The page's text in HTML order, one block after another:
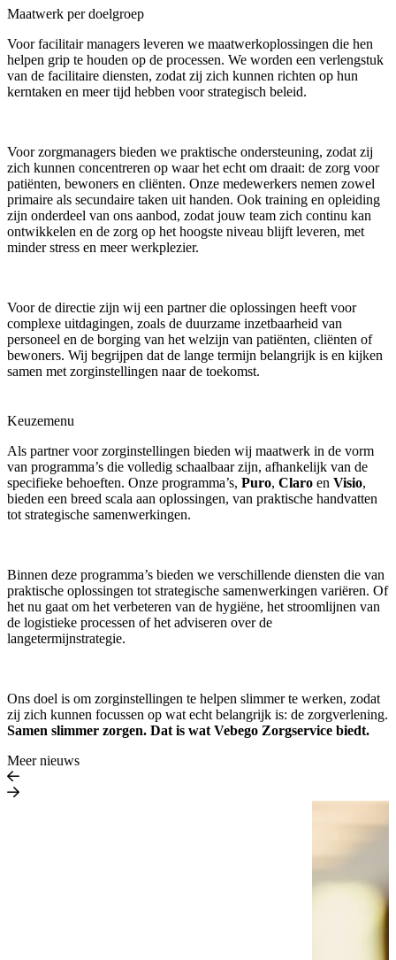
Maatwerk per doelgroep
Voor facilitair managers leveren we maatwerkoplossingen die hen
helpen grip te houden op de processen. We worden een verlengstuk
van de facilitaire diensten, zodat zij zich kunnen richten op hun
kerntaken en meer tijd hebben voor strategisch beleid.
Voor zorgmanagers bieden we praktische ondersteuning, zodat zij
zich kunnen concentreren op waar het echt om draait: de zorg voor
patiënten, bewoners en cliënten. Onze medewerkers nemen zowel
primaire als secundaire taken uit handen. Ook training en opleiding
zijn onderdeel van ons aanbod, zodat jouw team zich continu kan
ontwikkelen en de zorg op het hoogste niveau blijft leveren, met
minder stress en meer werkplezier.
Voor de directie zijn wij een partner die oplossingen heeft voor
complexe uitdagingen, zoals de duurzame inzetbaarheid van
personeel en de borging van het welzijn van patiënten, cliënten of
bewoners. Wij begrijpen dat de lange termijn belangrijk is en kijken
samen met zorginstellingen naar de toekomst.
Keuzemenu
Als partner voor zorginstellingen bieden wij maatwerk in de vorm
van programma’s die volledig schaalbaar zijn, afhankelijk van de
specifieke behoeften. Onze programma’s, Puro, Claro en Visio,
bieden een breed scala aan oplossingen, van praktische handvatten
tot strategische samenwerkingen.
Binnen deze programma’s bieden we verschillende diensten die van
praktische oplossingen tot strategische samenwerkingen variëren. Of
het nu gaat om het verbeteren van de hygiëne, het stroomlijnen van
de logistieke processen of het adviseren over de
langetermijnstrategie.
Ons doel is om zorginstellingen te helpen slimmer te werken, zodat
zij zich kunnen focussen op wat echt belangrijk is: de zorgverlening.
Samen slimmer zorgen. Dat is wat Vebego Zorgservice biedt.
Meer nieuws